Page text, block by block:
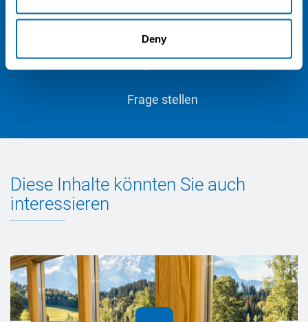
Deny
technik@otto-chemie.de
Frage stellen
Diese Inhalte könnten Sie auch
interessieren